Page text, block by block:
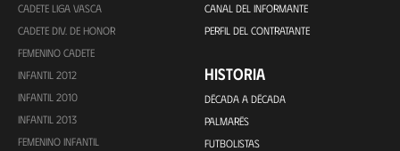
CADETE LIGA VASCA
CADETE DIV. DE HONOR
FEMENINO CADETE
INFANTIL 2012
INFANTIL 2010
INFANTIL 2013
FEMENINO INFANTIL
CANAL DEL INFORMANTE
PERFIL DEL CONTRATANTE
HISTORIA
DÉCADA A DÉCADA
PALMARÉS
FUTBOLISTAS